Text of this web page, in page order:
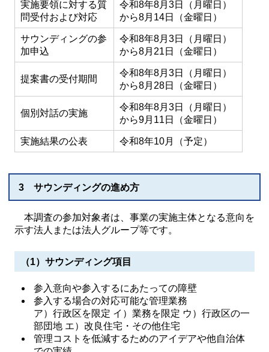
実施要領に対する質
問受付および対応
令和8年8月3日（月曜日）
から8月14日（金曜日）
サウンディングの参
加申込
令和8年8月3日（月曜日）
から8月21日（金曜日）
提案書の受付期間
令和8年8月3日（月曜日）
から8月28日（金曜日）
個別対話の実施
令和8年8月3日（月曜日）
から9月11日（金曜日）
実施結果の公表 令和8年10月（予定）
3 サウンディングの進め方
本調査の参加対象者は、事業の実施主体となる意向を
示す法人または法人グループ等です。
（1）サウンディング項目
参入意向や参入するにあたっての障壁
参入する場合の対応可能な管理業務
ア）行政区を限定 イ）業務を限定 ウ）行政区の一
部団地 エ）改良住宅・その他住宅
管理コストを低減するためのアイデアや他自治体